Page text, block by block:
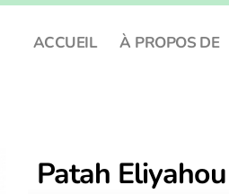
ACCUEIL À PROPOS DE
Patah